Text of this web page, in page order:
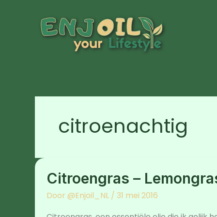
citroenachtig
Citroengras –
Door @Enjoil_NL / 31 mei 2016
Lemongrass
–
Cymbopogon
flexuosus